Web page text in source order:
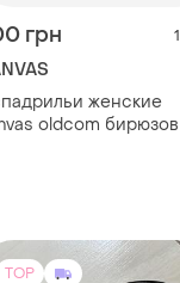
грн 1
женские
oldcom
TOP